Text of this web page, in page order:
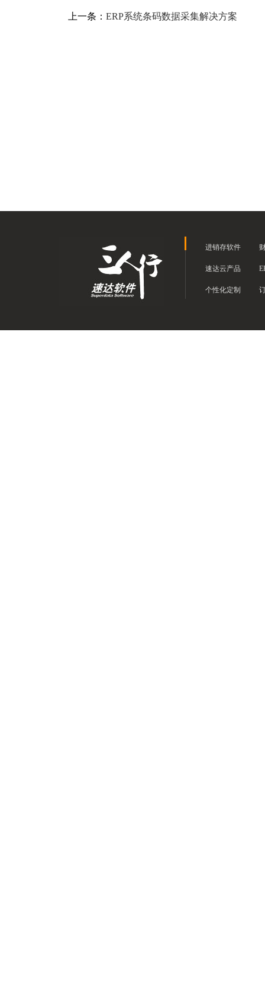
上一条： ERP系统条码数据采集解决方案
进销存软件
速达云产品
个性化定制